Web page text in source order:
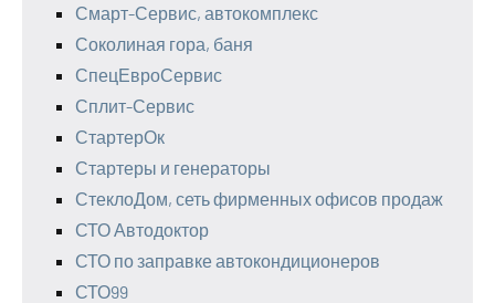
Смарт-Сервис, автокомплекс
Соколиная гора, баня
СпецЕвроСервис
Сплит-Сервис
СтартерОк
Стартеры и генераторы
СтеклоДом, сеть фирменных офисов продаж
СТО Автодоктор
СТО по заправке автокондиционеров
СТО99